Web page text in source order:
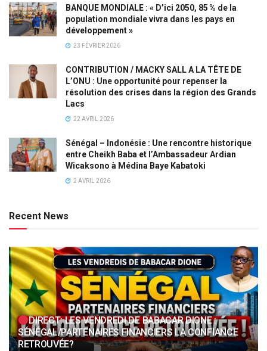
BANQUE MONDIALE : « D’ici 2050, 85 % de la
population mondiale vivra dans les pays en
développement »
23 FÉVRIER 2026
CONTRIBUTION / MACKY SALL A LA TÊTE DE
L’ONU : Une opportunité pour repenser la
résolution des crises dans la région des Grands
Lacs
22 AVRIL 2026
Sénégal – Indonésie : Une rencontre historique
entre Cheikh Baba et l’Ambassadeur Ardian
Wicaksono à Médina Baye Kabatoki
2 AVRIL 2026
Recent News
DIRECT: LES VENDREDI DE BABACAR DIONE :
SÉNÉGAL/PARTENAIRES FINANCIERS LA CONFIANCE
RETROUVÉE?